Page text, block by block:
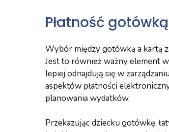
Płatność
Wybór między gotówką a kartą
Jest to również ważny element
lepiej odnajdują się w
aspektów płatności
planowania wydatków.
Przekazując dziecku gotówkę,